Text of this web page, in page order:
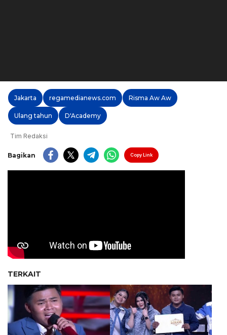
Jakarta regamedianews.com Risma Aw Aw
Ulang tahun D'Academy
Tim Redaksi
Bagikan Copy Link
TERKAIT